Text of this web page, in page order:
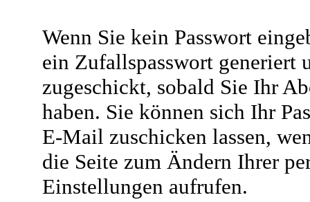
Wenn Sie kein Passwort
ein Zufallspasswort generiert
zugeschickt, sobald Sie Ihr
haben. Sie können sich Ihr
E-Mail zuschicken lassen,
die Seite zum Ändern Ihrer
Einstellungen aufrufen.